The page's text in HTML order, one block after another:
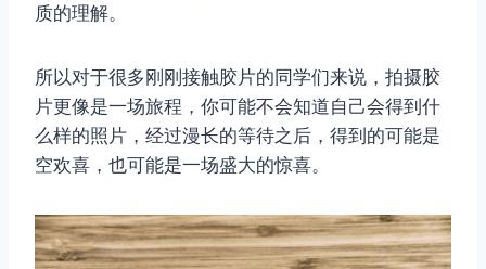
质的理解。
所以对于很多刚刚接触胶片的同学们来说，拍摄胶
片更像是一场旅程，你可能不会知道自己会得到什
么样的照片，经过漫长的等待之后，得到的可能是
空欢喜，也可能是一场盛大的惊喜。